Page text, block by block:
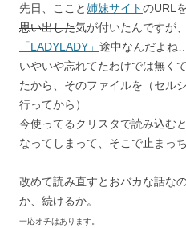
先日、ここと姉妹サイトのURL
思い出した気が付いたんですが
「LADYLADY」 途中なんだよね…
いやいや忘れてたわけでは無く
たから、そのファイルを（セル
行ってから）
今使ってるクリスタで読み込む
なってしまって、そこで止まっ
改めて読み直すとおバカな話な
か、続けるか。
一応オチはあります。